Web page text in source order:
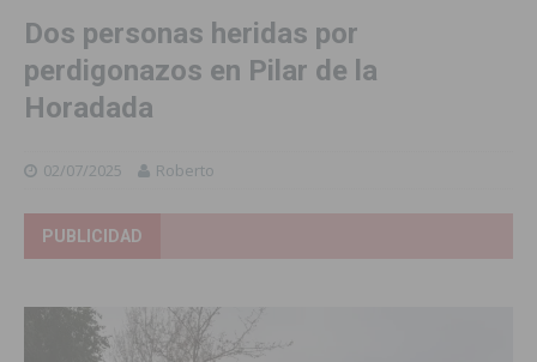
Dos personas heridas por
perdigonazos en Pilar de la
Horadada
02/07/2025 Roberto
PUBLICIDAD